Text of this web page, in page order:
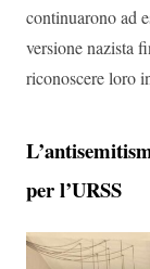
continuarono ad
versione nazista
riconoscere loro
per l’URSS